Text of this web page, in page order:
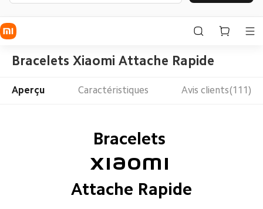
Bracelets Xiaomi Attache Rapide
Aperçu Caractéristiques Avis clients(111)
Bracelets
Xiaomi
Attache Rapide